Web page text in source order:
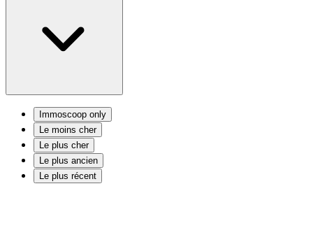
Immoscoop only
Le moins cher
Le plus cher
Le plus ancien
Le plus récent